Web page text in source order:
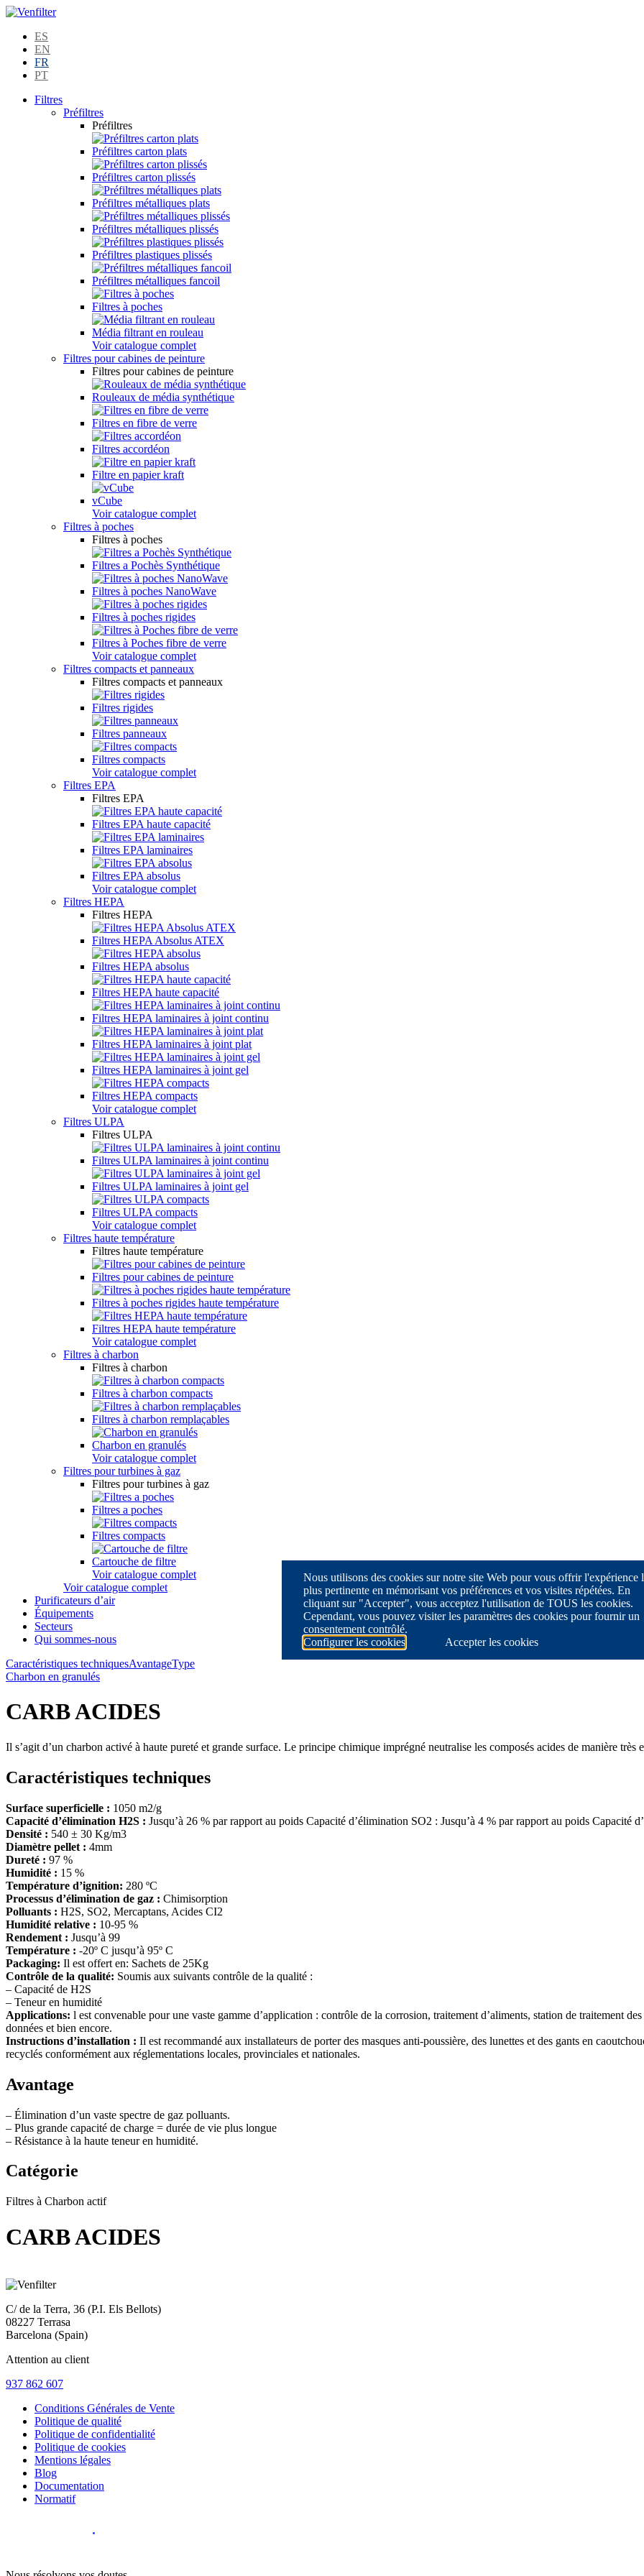
ES
EN
FR
PT
Filtres
Préfiltres
Préfiltres
Préfiltres carton plats
Préfiltres carton plissés
Préfiltres métalliques plats
Préfiltres métalliques plissés
Préfiltres plastiques plissés
Préfiltres métalliques fancoil
Filtres à poches
Média filtrant en rouleau
Voir catalogue complet
Filtres pour cabines de peinture
Filtres pour cabines de peinture
Rouleaux de média synthétique
Filtres en fibre de verre
Filtres accordéon
Filtre en papier kraft
vCube
Voir catalogue complet
Filtres à poches
Filtres à poches
Filtres a Pochès Synthétique
Filtres à poches NanoWave
Filtres à poches rigides
Filtres à Poches fibre de verre
Voir catalogue complet
Filtres compacts et panneaux
Filtres compacts et panneaux
Filtres rigides
Filtres panneaux
Filtres compacts
Voir catalogue complet
Filtres EPA
Filtres EPA
Filtres EPA haute capacité
Filtres EPA laminaires
Filtres EPA absolus
Voir catalogue complet
Filtres HEPA
Filtres HEPA
Filtres HEPA Absolus ATEX
Filtres HEPA absolus
Filtres HEPA haute capacité
Filtres HEPA laminaires à joint continu
Filtres HEPA laminaires à joint plat
Filtres HEPA laminaires à joint gel
Filtres HEPA compacts
Voir catalogue complet
Filtres ULPA
Filtres ULPA
Filtres ULPA laminaires à joint continu
Filtres ULPA laminaires à joint gel
Filtres ULPA compacts
Voir catalogue complet
Filtres haute température
Filtres haute température
Filtres pour cabines de peinture
Filtres à poches rigides haute température
Filtres HEPA haute température
Voir catalogue complet
Filtres à charbon
Filtres à charbon
Filtres à charbon compacts
Filtres à charbon remplaçables
Charbon en granulés
Voir catalogue complet
Filtres pour turbines à gaz
Filtres pour turbines à gaz
Filtres a poches
Filtres compacts
Cartouche de filtre
Voir catalogue complet
Voir catalogue complet
Purificateurs d’air
Équipements
Secteurs
Qui sommes-nous
Caractéristiques techniquesAvantageType
Charbon en granulés
CARB ACIDES
Il s’agit d’un charbon activé à haute pureté et grande surface. Le principe chimique imprégné neutralise les composés acides de manière très
Caractéristiques techniques
Surface superficielle : 1050 m2/g
Capacité d’élimination H2S : Jusqu’à 26 % par rapport au poids Capacité d’élimination SO2 : Jusqu’à 4 % par rapport au poids Capacité
Densité : 540 ± 30 Kg/m3
Diamètre pellet : 4mm
Dureté : 97 %
Humidité : 15 %
Température d’ignition: 280 ºC
Processus d’élimination de gaz : Chimisorption
Polluants : H2S, SO2, Mercaptans, Acides CI2
Humidité relative : 10-95 %
Rendement : Jusqu’à 99
Température : -20º C jusqu’à 95º C
Packaging: Il est offert en: Sachets de 25Kg
Contrôle de la qualité: Soumis aux suivants contrôle de la qualité :
– Capacité de H2S
– Teneur en humidité
Applications: l est convenable pour une vaste gamme d’application : contrôle de la corrosion, traitement d’aliments, station de traitement
données et bien encore.
Instructions d’installation : Il est recommandé aux installateurs de porter des masques anti-poussière, des lunettes et des gants en
recyclés conformément aux réglementations locales, provinciales et nationales.
Avantage
– Élimination d’un vaste spectre de gaz polluants.
– Plus grande capacité de charge = durée de vie plus longue
– Résistance à la haute teneur en humidité.
Catégorie
Filtres à Charbon actif
CARB ACIDES
C/ de la Terra, 36 (P.I. Els Bellots)
08227 Terrasa
Barcelona (Spain)
Attention au client
937 862 607
Conditions Générales de Vente
Politique de qualité
Politique de confidentialité
Politique de cookies
Mentions légales
Blog
Documentation
Normatif
Nous utilisons des cookies sur notre site Web pour vous offrir l'expérience
plus pertinente en mémorisant vos préférences et vos visites répétées. En
cliquant sur "Accepter", vous acceptez l'utilisation de TOUS les cookies.
Cependant, vous pouvez visiter les paramètres des cookies pour fournir un
consentement contrôlé.
Configurer les cookies
Accepter les cookies